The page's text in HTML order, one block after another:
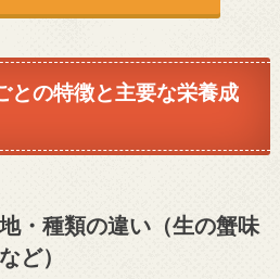
との特徴と主要な栄養成
・種類の違い（生の蟹味
ど）